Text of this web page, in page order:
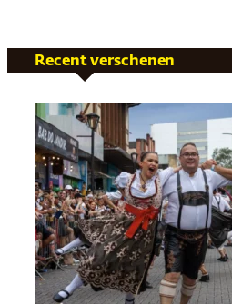
Recent verschenen